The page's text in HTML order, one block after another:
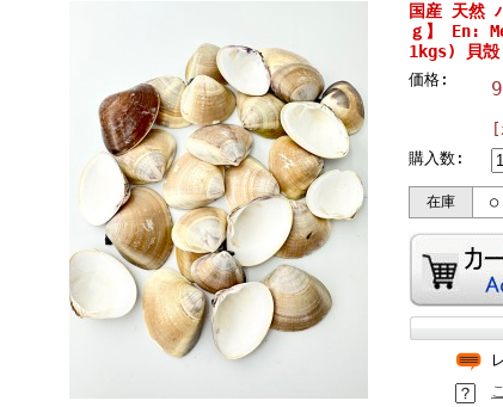
国産 天然
ｇ】 En:
1kgs) 貝殻
価格:
購入数:
在庫 ○